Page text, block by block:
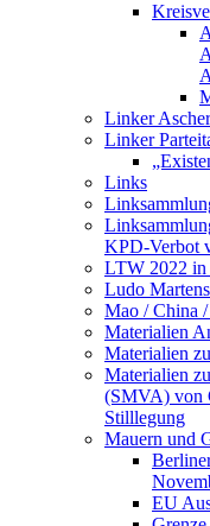
Linker
Linker
Links
KPD-Verbot
LTW 2022 in
Ludo
Mao / China
Materialien
Materialien
Materialien
(SMVA) von
Stilllegung
Mauern und
EU